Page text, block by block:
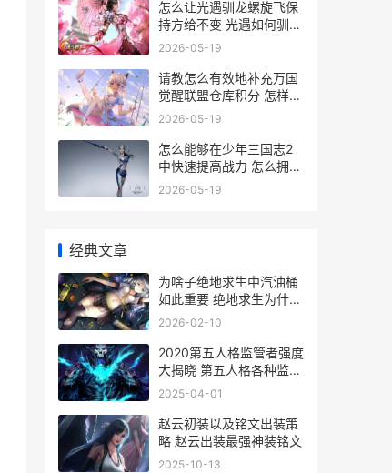
怎么让光遇驯龙螺旋飞保
持方给不变 光遇如何驯龙
教程
2026-05-19
请教怎么有效地补充万国
觉醒联盟仓库积分 怎样可
以有效
2026-05-19
怎么能够在少年三国志2
中快速提高战力 怎么拥有
少年感
2026-05-19
经典文章
为啥子绝地求生中汽油桶
如此重要 绝地求生为什么
不能玩?
2026-02-10
2020第五人格监管者强度
大揭晓 第五人格各种监者
视频
2025-04-01
赵云初装以及铭文出装策
略 赵云出装最强神装铭文
2025-10-13